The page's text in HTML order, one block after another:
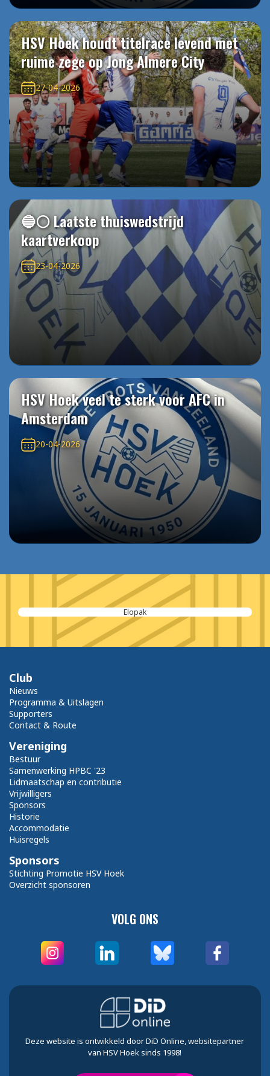
HSV Hoek houdt titelrace levend met
ruime zege op Jong Almere City
27-04-2026
🔵⚪️ Laatste thuiswedstrijd
kaartverkoop
23-04-2026
HSV Hoek veel te sterk voor AFC in
Amsterdam
20-04-2026
Vlaander Groep
VOLG ONS
Club
Nieuws
Programma & Uitslagen
Supporters
Contact & Route
Vereniging
Bestuur
Samenwerking HPBC '23
Lidmaatschap en contributie
Vrijwilligers
Sponsors
Historie
Accommodatie
Huisregels
Sponsors
Stichting Promotie HSV Hoek
Overzicht sponsoren
Deze website is ontwikkeld door DiD Online, websitepartner
van HSV Hoek sinds 1998!